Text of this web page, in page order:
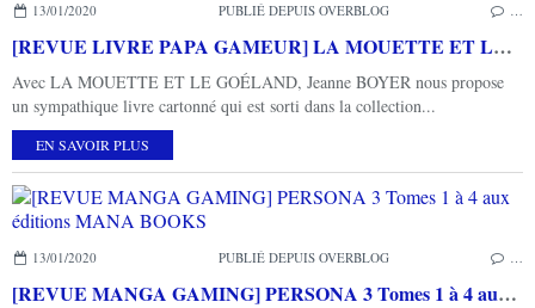
13/01/2020 PUBLIÉ DEPUIS OVERBLOG …
[REVUE LIVRE PAPA GAMEUR] LA MOUETTE ET LE GOELAND de Jeanne BOYER aux éditions L'ECOLE DES LOISIRS
Avec LA MOUETTE ET LE GOÉLAND, Jeanne BOYER nous propose
un sympathique livre cartonné qui est sorti dans la collection...
EN SAVOIR PLUS
13/01/2020 PUBLIÉ DEPUIS OVERBLOG …
[REVUE MANGA GAMING] PERSONA 3 Tomes 1 à 4 aux éditions MANA BOOKS